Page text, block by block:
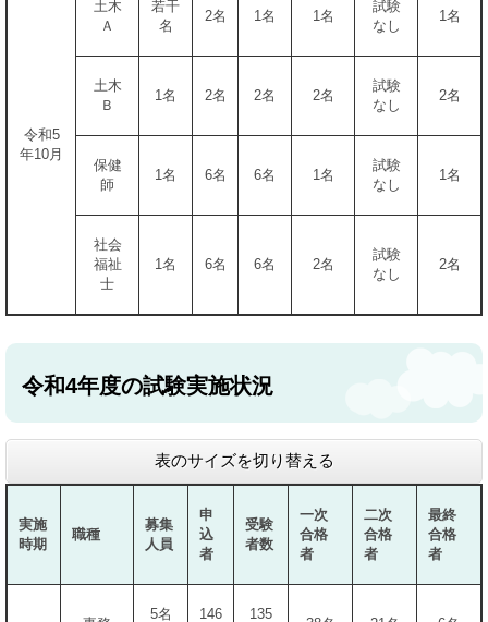
令和5
年10月
土木
Ａ
若干
名
2名 1名 1名
試験
なし
1名
土木
Ｂ
1名 2名 2名 2名
試験
なし
2名
保健
師
1名 6名 6名 1名
試験
なし
1名
社会
福祉
士
1名 6名 6名 2名
試験
なし
2名
令和4年度の試験実施状況
表のサイズを切り替える
実施
時期
職種
募集
人員
申
込
者
受験
者数
一次
合格
者
二次
合格
者
最終
合格
者
5名
146
135